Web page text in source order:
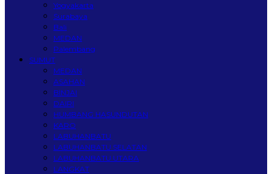
Yogyakarta
Surabaya
Bali
MEDAN
Palembang
SUMUT
MEDAN
ASAHAN
BINJAI
DAIRI
HUMBANG HASUNDUTAN
KARO
LABUHANBATU
LABUHANBATU SELATAN
LABUHANBATU UTARA
LANGKAT